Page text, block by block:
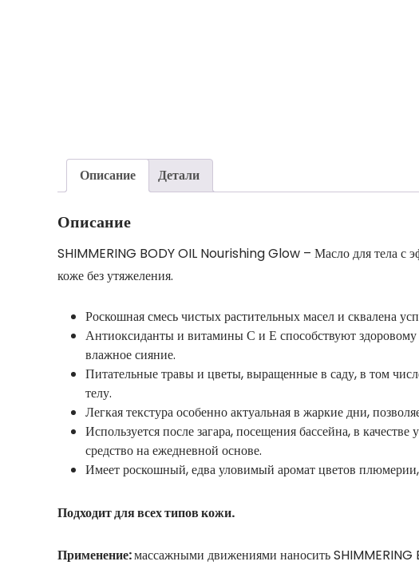
Описание Детали
Описание
SHIMMERING BODY OIL Nourishing Glow – Масло для тела с
коже без утяжеления.
Роскошная смесь чистых растительных масел и сквалена
Антиоксиданты и витамины С и Е способствуют здоровому
влажное сияние.
Питательные травы и цветы, выращенные в саду, в том
телу.⠀
Легкая текстура особенно актуальная в жаркие дни,
Используется после загара, посещения бассейна, в
средство на ежедневной основе.
Имеет роскошный, едва уловимый аромат цветов
Подходит для всех типов кожи.
Применение:массажными движениями наносить